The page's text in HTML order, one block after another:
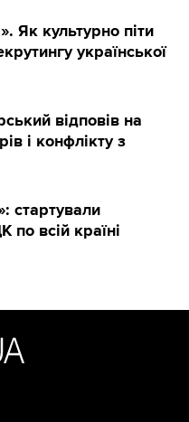
Як культурно піти
української
відповів на
і конфлікту з
стартували
по всій країні